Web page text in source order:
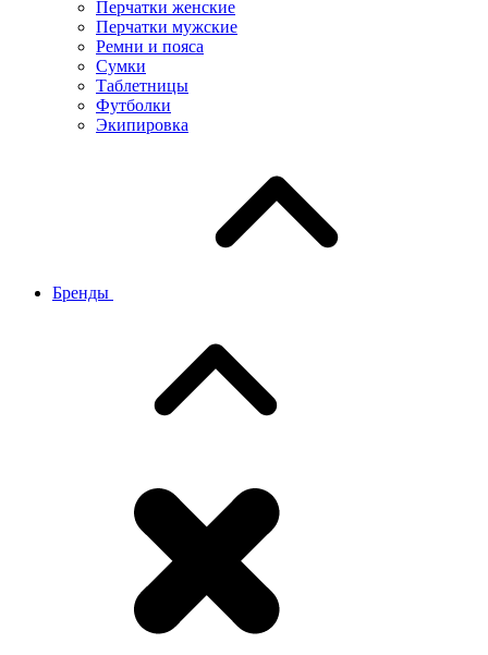
Перчатки женские
Перчатки мужские
Ремни и пояса
Сумки
Таблетницы
Футболки
Экипировка
Бренды